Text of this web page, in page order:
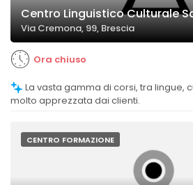
Centro Linguistico Culturale
Via Cremona, 99, Brescia
Ora chiuso
molto apprezzata dai clienti.
CENTRO FORMAZIONE